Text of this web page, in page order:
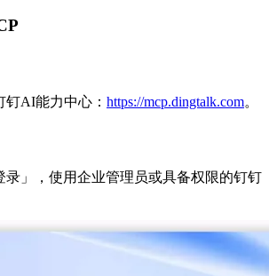
AI能力中心： https://mcp.dingtalk.com。
录」，使用企业管理员或具备权限的钉钉